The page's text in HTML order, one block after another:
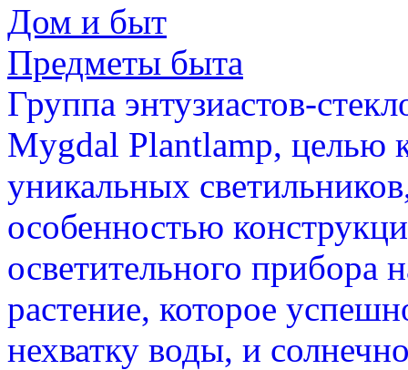
Дом и быт
Предметы быта
Группа энтузиастов-
Mygdal Plantlamp, целью
уникальных
особенностью
осветительного прибора
растение, которое
нехватку воды, и